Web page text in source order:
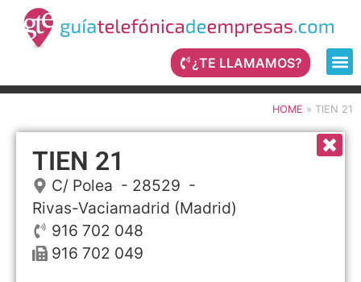
¿TE LLAMAMOS?
HOME » TIEN 21
TIEN 21
C/ Polea - 28529 -
Rivas-Vaciamadrid (Madrid)
916 702 048
916 702 049